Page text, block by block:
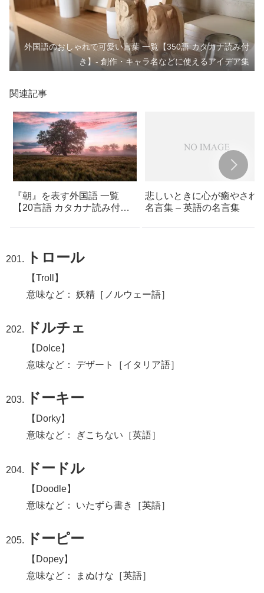
外国語のおしゃれで可愛い言葉 一覧【350語 カタカナ読み付
き】- 創作・キャラ名などに使えるアイデア集
関連記事
『朝』を表す外国語 一覧
【20言語 カタカナ読み付
悲しいときに心が癒やされ
名言集 – 英語の名言集
トロール
【Troll】
意味など： 妖精［ノルウェー語］
ドルチェ
【Dolce】
意味など： デザート［イタリア語］
ドーキー
【Dorky】
意味など： ぎこちない［英語］
ドードル
【Doodle】
意味など： いたずら書き［英語］
ドーピー
【Dopey】
意味など： まぬけな［英語］